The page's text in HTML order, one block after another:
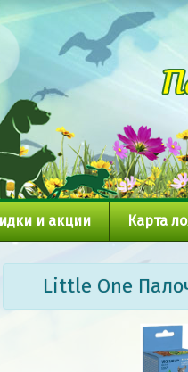
и акции Карта
Little One